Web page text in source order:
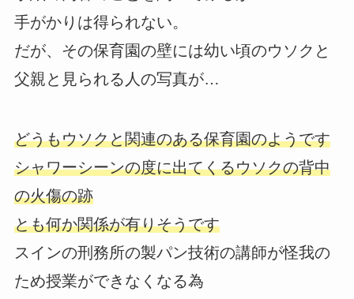
手がかりは得られない。
だが、その保育園の壁には幼い頃のウソクと
父親と見られる人の写真が…
どうもウソクと関連のある保育園のようです
シャワーシーンの度に出てくるウソクの背中
の火傷の跡
とも何か関係が有りそうです
スインの刑務所の製パン技術の講師が怪我の
ため授業ができなくなる為